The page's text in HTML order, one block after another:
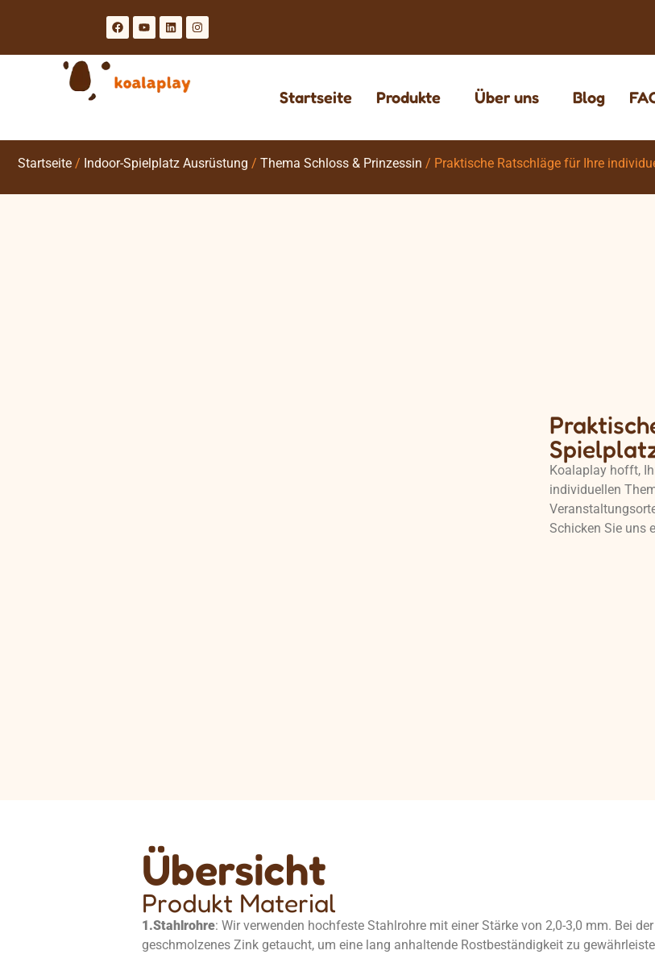
Startseite Produkte Über uns Blog
Startseite / Indoor-Spielplatz Ausrüstung / Thema Schloss & Prinzessin / Praktische Ratschläge für Ihre
Koalaplay hofft,
individuellen
Schicken Sie uns
Übersicht
Produkt Material
1.Stahlrohre: Wir verwenden hochfeste Stahlrohre mit einer Stärke von 2,0-3,0 mm. Bei
geschmolzenes Zink getaucht, um eine lang anhaltende Rostbeständigkeit zu